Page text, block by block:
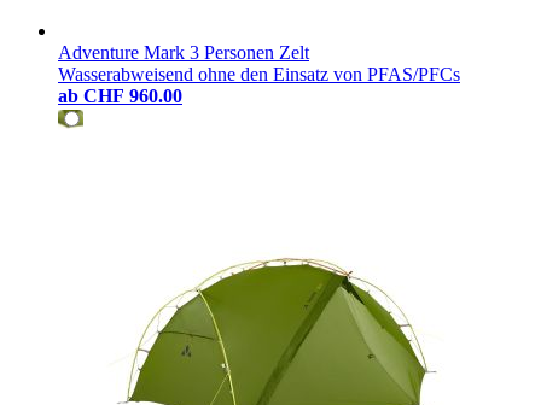
Adventure Mark 3 Personen Zelt
Wasserabweisend ohne den Einsatz von PFAS/PFCs
ab CHF 960.00